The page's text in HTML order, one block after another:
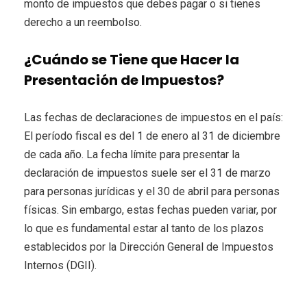
monto de impuestos que debes pagar o si tienes
derecho a un reembolso.
¿Cuándo se Tiene que Hacer la
Presentación de Impuestos?
Las fechas de declaraciones de impuestos en el país:
El período fiscal es del 1 de enero al 31 de diciembre
de cada año. La fecha límite para presentar la
declaración de impuestos suele ser el 31 de marzo
para personas jurídicas y el 30 de abril para personas
físicas. Sin embargo, estas fechas pueden variar, por
lo que es fundamental estar al tanto de los plazos
establecidos por la Dirección General de Impuestos
Internos (DGII).